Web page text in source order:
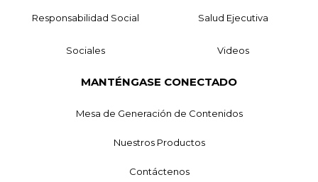
Responsabilidad Social Salud Ejecutiva
Sociales Videos
MANTÉNGASE CONECTADO
Mesa de Generación de Contenidos
Nuestros Productos
Contáctenos